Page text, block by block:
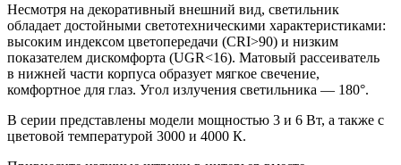
Несмотря на декоративный внешний вид, светильник
обладает достойными светотехническими характеристиками:
высоким индексом цветопередачи (CRI>90) и низким
показателем дискомфорта (UGR<16). Матовый рассеиватель
в нижней части корпуса образует мягкое свечение,
комфортное для глаз. Угол излучения светильника — 180°.
В серии представлены модели мощностью 3 и 6 Вт, а также с
цветовой температурой 3000 и 4000 К.